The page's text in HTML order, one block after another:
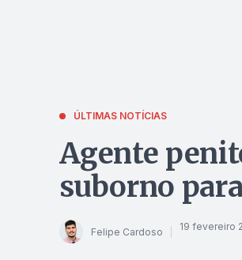
ÚLTIMAS NOTÍCIAS
Agente
suborno
Felipe Cardoso 19 fevereiro